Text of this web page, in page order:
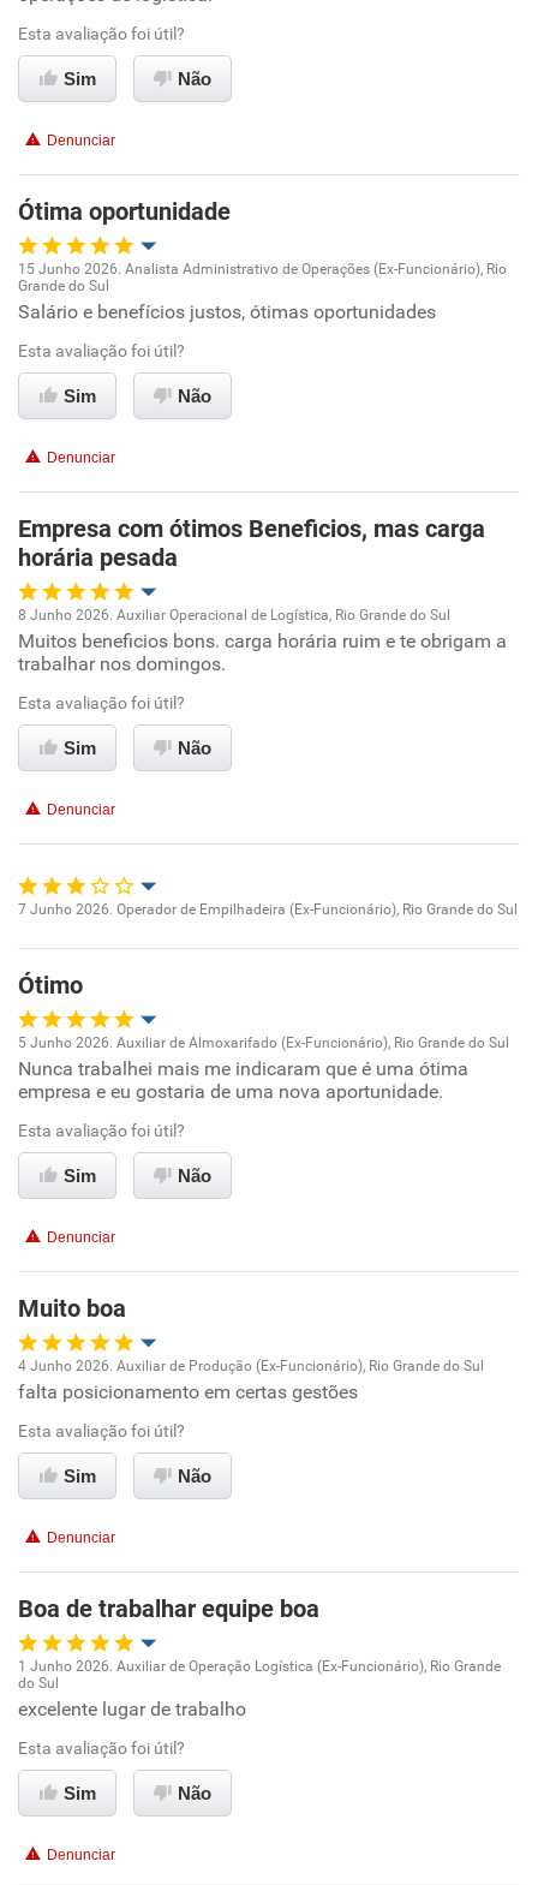
Recomenda esta empresa
Ambiente de trabalho
Conciliação com a vida familiar
Recomenda esta empresa
Esta avaliação foi útil?
Sim Não
Denunciar
Ótima oportunidade
Oportunidade de promoção
Ambiente de trabalho
Conciliação com a vida familiar
Recomenda esta empresa
15 Junho 2026. Analista Administrativo de Operações (Ex-Funcionário), Rio
Grande do Sul
Salário e benefícios justos, ótimas oportunidades
Esta avaliação foi útil?
Sim Não
Denunciar
Empresa com ótimos Beneficios, mas carga
horária pesada
Oportunidade de promoção
Ambiente de trabalho
Conciliação com a vida familiar
Não recomenda esta empresa
8 Junho 2026. Auxiliar Operacional de Logística, Rio Grande do Sul
Muitos beneficios bons. carga horária ruim e te obrigam a
trabalhar nos domingos.
Esta avaliação foi útil?
Sim Não
Denunciar
Ambiente de trabalho
Recomenda esta empresa
7 Junho 2026. Operador de Empilhadeira (Ex-Funcionário), Rio Grande do Sul
Ótimo
Oportunidade de promoção
Ambiente de trabalho
Conciliação com a vida familiar
Recomenda esta empresa
5 Junho 2026. Auxiliar de Almoxarifado (Ex-Funcionário), Rio Grande do Sul
Nunca trabalhei mais me indicaram que é uma ótima
empresa e eu gostaria de uma nova aportunidade.
Esta avaliação foi útil?
Sim Não
Denunciar
Muito boa
Oportunidade de promoção
Ambiente de trabalho
Benefícios
Recomenda esta empresa
Recomenda a diretoria
4 Junho 2026. Auxiliar de Produção (Ex-Funcionário), Rio Grande do Sul
falta posicionamento em certas gestões
Esta avaliação foi útil?
Sim Não
Denunciar
Boa de trabalhar equipe boa
Oportunidade de promoção
Ambiente de trabalho
Conciliação com a vida familiar
1 Junho 2026. Auxiliar de Operação Logística (Ex-Funcionário), Rio Grande
do Sul
excelente lugar de trabalho
Esta avaliação foi útil?
Sim Não
Denunciar